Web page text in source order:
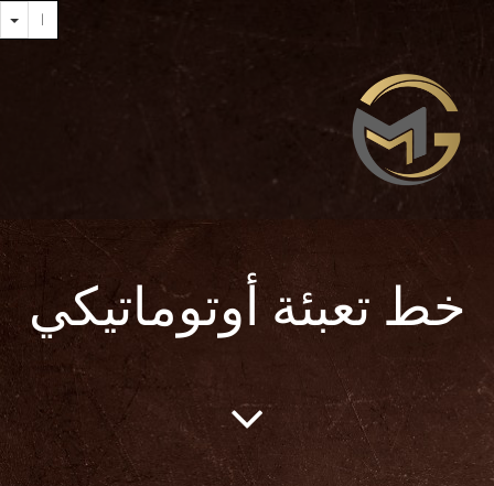
خط تعبئة أوتوماتيكي
